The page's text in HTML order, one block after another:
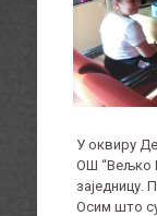
У оквиру
ОШ “Вељко
заједницу.
Осим што